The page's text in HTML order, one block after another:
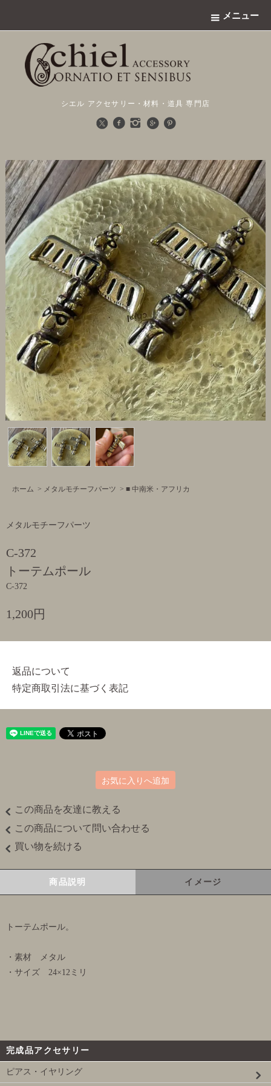
メニュー
シエル アクセサリー・材料・道具 専門店
ホーム > メタルモチーフパーツ > ■ 中南米・アフリカ
メタルモチーフパーツ
C-372
トーテムポール
C-372
1,200円
返品について
特定商取引法に基づく表記
お気に入りへ追加
この商品を友達に教える
この商品について問い合わせる
買い物を続ける
商品説明 イメージ
トーテムポール。
・素材 メタル
・サイズ 24×12ミリ
完成品アクセサリー
ピアス・イヤリング